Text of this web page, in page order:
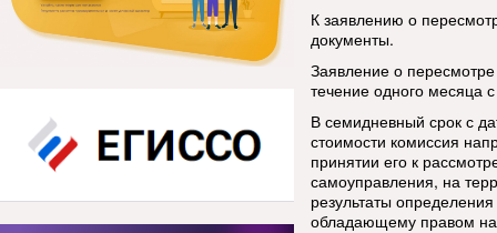
К заявлению о
документы.
Заявление о
течение одного месяца
В семидневный срок с
стоимости комиссия
принятии его к
самоуправления, на
результаты
обладающему правом на